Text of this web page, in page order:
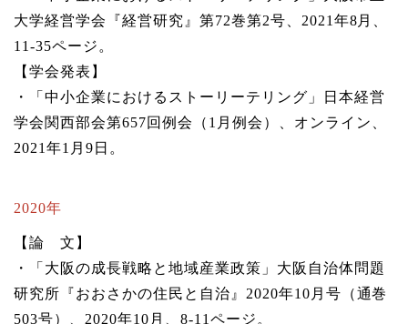
大学経営学会『経営研究』第72巻第2号、2021年8月、
11-35ページ。
【学会発表】
・「中小企業におけるストーリーテリング」日本経営
学会関西部会第657回例会（1月例会）、オンライン、
2021年1月9日。
2020年
【論 文】
・「大阪の成長戦略と地域産業政策」大阪自治体問題
研究所『おおさかの住民と自治』2020年10月号（通巻
503号）、2020年10月、8-11ページ。